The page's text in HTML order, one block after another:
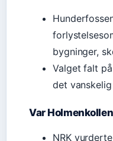
bygninger,
Valget falt
det
Var
NRK